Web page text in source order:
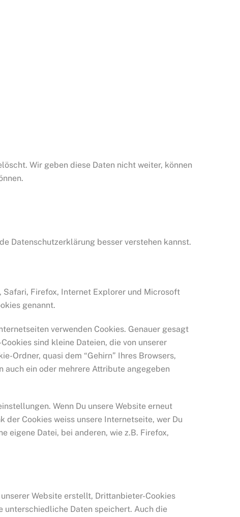
Wir geben diese Daten nicht weiter, können
Datenschutzerklärung besser verstehen kannst.
Safari, Firefox, Internet Explorer und Microsoft
genannt.
verwenden Cookies. Genauer gesagt
sind kleine Dateien, die von unserer
Ordner, quasi dem “Gehirn” Ihres Browsers,
auch ein oder mehrere Attribute angegeben
Wenn Du unsere Website erneut
der Cookies weiss unsere Internetseite, wer Du
eigene Datei, bei anderen, wie z.B. Firefox,
Website erstellt, Drittanbieter-Cookies
unterschiedliche Daten speichert. Auch die